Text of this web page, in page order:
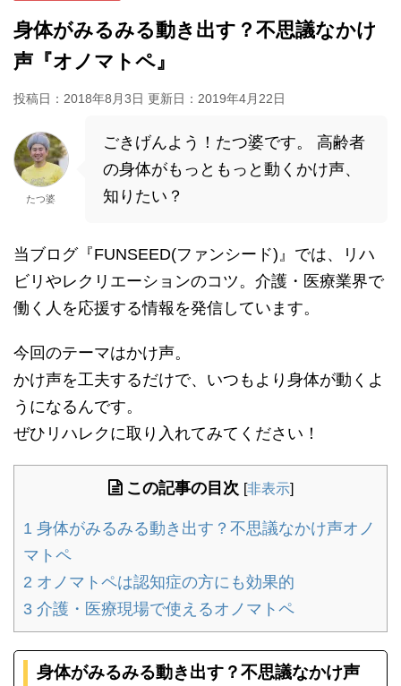
身体がみるみる動き出す？不思議なかけ
声『オノマトペ』
投稿日：2018年8月3日 更新日： 2019年4月22日
たつ婆
ごきげんよう！たつ婆です。 高齢者
の身体がもっともっと動くかけ声、
知りたい？
当ブログ『FUNSEED(ファンシード)』では、リハ
ビリやレクリエーションのコツ。介護・医療業界で
働く人を応援する情報を発信しています。
今回のテーマはかけ声。
かけ声を工夫するだけで、いつもより身体が動くよ
うになるんです。
ぜひリハレクに取り入れてみてください！
この記事の目次 [非表示]
1 身体がみるみる動き出す？不思議なかけ声オノ
マトペ
2 オノマトペは認知症の方にも効果的
3 介護・医療現場で使えるオノマトペ
身体がみるみる動き出す？不思議なかけ声